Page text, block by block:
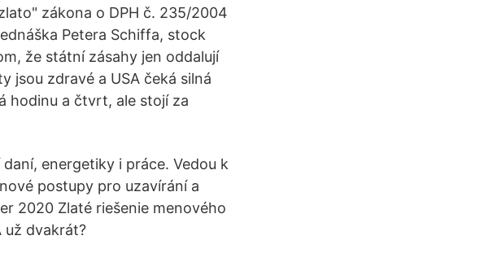
zákona o DPH č. 235/2004
Petera Schiffa, stock
že státní zásahy jen oddalují
jsou zdravé a USA čeká silná
hodinu a čtvrt, ale stojí za
energetiky i práce. Vedou k
postupy pro uzavírání a
2020 Zlaté riešenie menového
už dvakrát?